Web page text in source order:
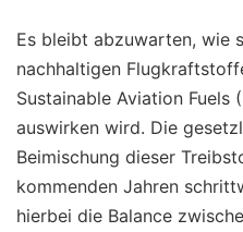
Es bleibt abzuwarten, wie
nachhaltigen
Sustainable Aviation Fuels
auswirken wird. Die
Beimischung dieser
kommenden Jahren
hierbei die Balance